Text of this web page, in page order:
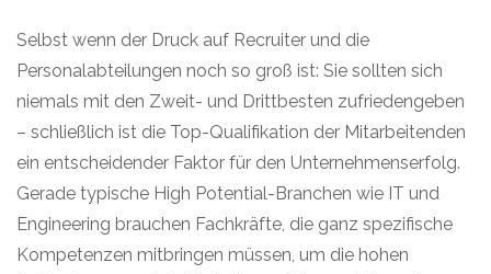
Selbst wenn der Druck auf Recruiter und die
Personalabteilungen noch so groß ist: Sie sollten sich
niemals mit den Zweit- und Drittbesten zufriedengeben
– schließlich ist die Top-Qualifikation der Mitarbeitenden
ein entscheidender Faktor für den Unternehmenserfolg.
Gerade typische High Potential-Branchen wie IT und
Engineering brauchen Fachkräfte, die ganz spezifische
Kompetenzen mitbringen müssen, um die hohen